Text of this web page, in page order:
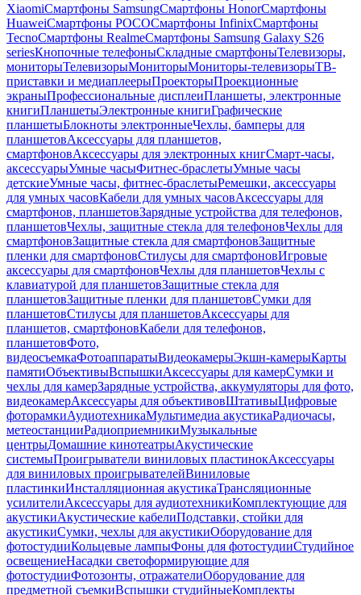
XiaomiСмартфоны SamsungСмартфоны HonorСмартфоны
HuaweiСмартфоны POCOСмартфоны InfinixСмартфоны
TecnoСмартфоны RealmeСмартфоны Samsung Galaxy S26
seriesКнопочные телефоныСкладные смартфоныТелевизоры,
мониторыТелевизорыМониторыМониторы-телевизорыТВ-
приставки и медиаплеерыПроекторыПроекционные
экраныПрофессиональные дисплеиПланшеты, электронные
книгиПланшетыЭлектронные книгиГрафические
планшетыБлокноты электронныеЧехлы, бамперы для
планшетовАксессуары для планшетов,
смартфоновАксессуары для электронных книгСмарт-часы,
аксессуарыУмные часыФитнес-браслетыУмные часы
детскиеУмные часы, фитнес-браслетыРемешки, аксессуары
для умных часовКабели для умных часовАксессуары для
смартфонов, планшетовЗарядные устройства для телефонов,
планшетовЧехлы, защитные стекла для телефоновЧехлы для
смартфоновЗащитные стекла для смартфоновЗащитные
пленки для смартфоновСтилусы для смартфоновИгровые
аксессуары для смартфоновЧехлы для планшетовЧехлы с
клавиатурой для планшетовЗащитные стекла для
планшетовЗащитные пленки для планшетовСумки для
планшетовСтилусы для планшетовАксессуары для
планшетов, смартфоновКабели для телефонов,
планшетовФото,
видеосъемкаФотоаппаратыВидеокамерыЭкшн-камерыКарты
памятиОбъективыВспышкиАксессуары для камерСумки и
чехлы для камерЗарядные устройства, аккумуляторы для фото,
видеокамерАксессуары для объективовШтативыЦифровые
фоторамкиАудиотехникаМультимедиа акустикаРадиочасы,
метеостанцииРадиоприемникиМузыкальные
центрыДомашние кинотеатрыАкустические
системыПроигрыватели виниловых пластинокАксессуары
для виниловых проигрывателейВиниловые
пластинкиИнсталляционная акустикаТрансляционные
усилителиАксессуары для аудиотехникиКомплектующие для
акустикиАкустические кабелиПодставки, стойки для
акустикиСумки, чехлы для акустикиОборудование для
фотостудииКольцевые лампыФоны для фотостудииСтудийное
освещениеНасадки светоформирующие для
фотостудииФотозонты, отражателиОборудование для
предметной съемкиВспышки студийныеКомплекты